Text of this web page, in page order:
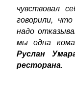
чувствовал
говорили,
надо
мы одна
Руслан
ресторана.